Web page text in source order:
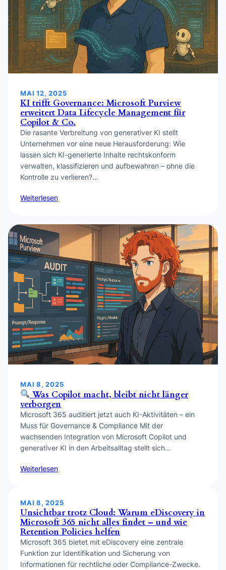
MAI 12, 2025
KI trifft Governance: Microsoft Purview
erweitert Data Lifecycle Management für
Copilot & Co.
Die rasante Verbreitung von generativer KI stellt
Unternehmen vor eine neue Herausforderung: Wie
lassen sich KI-generierte Inhalte rechtskonform
verwalten, klassifizieren und aufbewahren – ohne die
Kontrolle zu verlieren?…
Weiterlesen
MAI 8, 2025
Was Copilot macht, bleibt nicht länger
verborgen
Microsoft 365 auditiert jetzt auch KI-Aktivitäten – ein
Muss für Governance & Compliance Mit der
wachsenden Integration von Microsoft Copilot und
generativer KI in den Arbeitsalltag stellt sich…
Weiterlesen
MAI 8, 2025
Unsichtbar trotz Cloud: Warum eDiscovery in
Microsoft 365 nicht alles findet – und wie
Retention Policies helfen
Microsoft 365 bietet mit eDiscovery eine zentrale
Funktion zur Identifikation und Sicherung von
Informationen für rechtliche oder Compliance-Zwecke.